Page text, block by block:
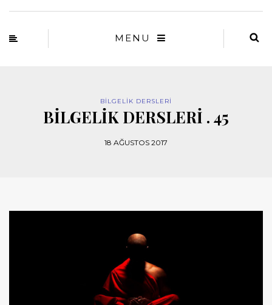
MENU
BİLGELİK DERSLERİ
BİLGELİK DERSLERİ . 45
18 AĞUSTOS 2017